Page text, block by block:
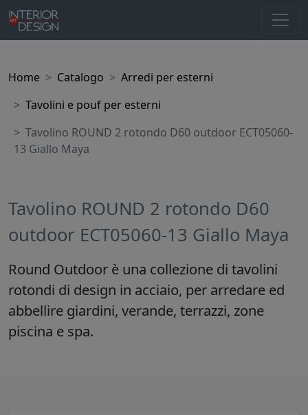
Home Catalogo
Arredi per esterni
Tavolini e pouf per esterni
Tavolino ROUND 2 rotondo D60 outdoor ECT05060-
13 Giallo Maya
Tavolino ROUND 2 rotondo D60
outdoor ECT05060-13 Giallo Maya
Round Outdoor è una collezione di tavolini
rotondi di design in acciaio, per arredare ed
abbellire giardini, verande, terrazzi, zone
piscina e spa.